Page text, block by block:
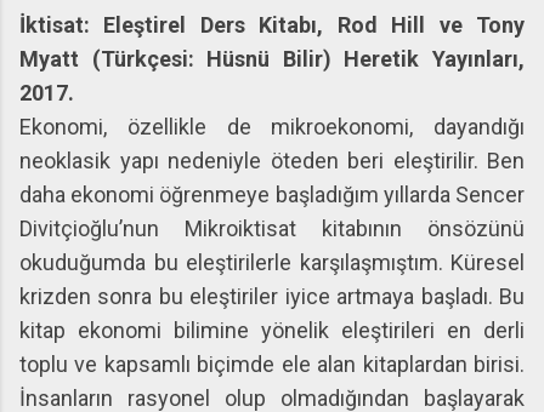
İktisat: Eleştirel Ders Kitabı, Rod Hill ve Tony
Myatt (Türkçesi: Hüsnü Bilir) Heretik Yayınları,
2017.
Ekonomi, özellikle de mikroekonomi, dayandığı
neoklasik yapı nedeniyle öteden beri eleştirilir. Ben
daha ekonomi öğrenmeye başladığım yıllarda Sencer
Divitçioğlu’nun Mikroiktisat kitabının önsözünü
okuduğumda bu eleştirilerle karşılaşmıştım. Küresel
krizden sonra bu eleştiriler iyice artmaya başladı. Bu
kitap ekonomi bilimine yönelik eleştirileri en derli
toplu ve kapsamlı biçimde ele alan kitaplardan birisi.
İnsanların rasyonel olup olmadığından başlayarak